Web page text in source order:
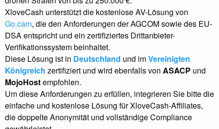
XloveCash unterstützt die kostenlose AV-Lösung von
Go.cam, die den Anforderungen der AGCOM sowie des EU-
DSA entspricht und ein zertifiziertes Drittanbieter-
Verifikationssystem beinhaltet.
Diese Lösung ist in Deutschland und imVereinigten
Königreich zertifiziert und wird ebenfalls von ASACP und
MojoHostempfohlen.
Um diese Anforderungen zu erfüllen, integrieren Sie bitte die
einfache und kostenlose Lösung für XloveCash-Affiliates,
die doppelte Anonymität und vollständige Compliance